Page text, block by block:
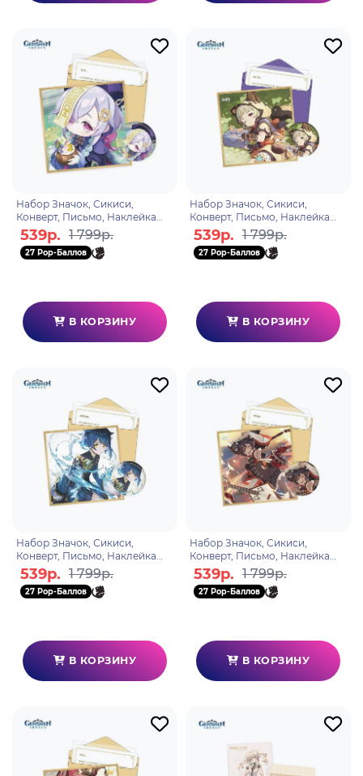
Набор Значок, Сикиси,
Конверт, Письмо, Наклейка
Day of Destiny Series Qiqi
6974696617023
539р. 1 799р.
27 Pop-Баллов
В КОРЗИНУ
Набор Значок, Сикиси,
Конверт, Письмо, Наклейка
Day of Destiny Series Sayu
6975213683248
539р. 1 799р.
27 Pop-Баллов
В КОРЗИНУ
Набор Значок, Сикиси,
Конверт, Письмо, Наклейка
Day of Destiny Series Xingqiu
6975213683224
539р. 1 799р.
27 Pop-Баллов
В КОРЗИНУ
Набор Значок, Сикиси,
Конверт, Письмо, Наклейка
Day of Destiny Series Xinyan
6975213683217
539р. 1 799р.
27 Pop-Баллов
В КОРЗИНУ